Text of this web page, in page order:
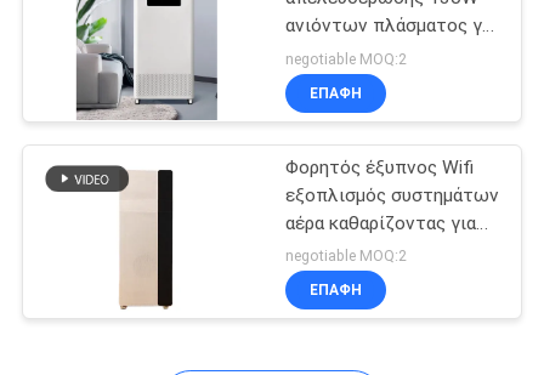
Συλλέκτης σκόνης
αναρρόφησης
12
ανιόντων πλάσματος για
το σπίτι
negotiable MOQ:2
ΕΠΑΦΉ
Φορητός έξυπνος Wifi
εξοπλισμός συστημάτων
αέρα καθαρίζοντας για
την εμπορική περιοχή
τάξεων γραφείων
negotiable MOQ:2
ΕΠΑΦΉ